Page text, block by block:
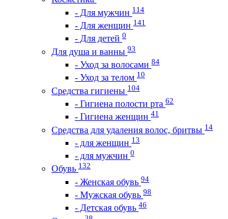
- Для мужчин 114
- Для женщин 141
- Для детей 0
Для душа и ванны 93
- Уход за волосами 84
- Уход за телом 10
Средства гигиены 104
- Гигиена полости рта 62
- Гигиена женщин 41
Средства для удаления волос, бритвы 14
- для женщин 13
- для мужчин 0
Обувь 132
- Женская обувь 94
- Мужская обувь 98
- Детская обувь 46